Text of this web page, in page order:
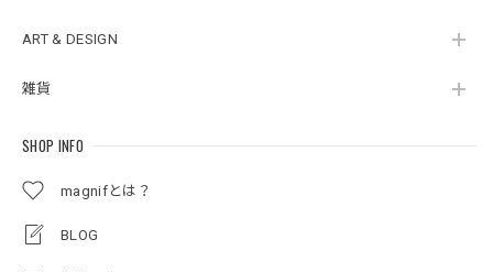
ART & DESIGN
雑貨
SHOP INFO
magnifとは？
BLOG